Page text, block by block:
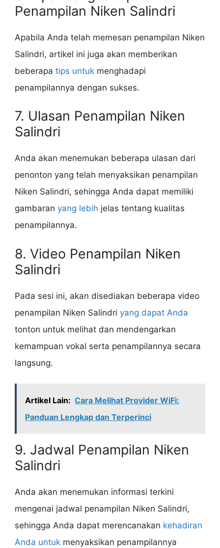
Penampilan Niken Salindri
Apabila Anda telah memesan penampilan Niken
Salindri, artikel ini juga akan memberikan
beberapa tips untuk menghadapi
penampilannya dengan sukses.
7. Ulasan Penampilan Niken
Salindri
Anda akan menemukan beberapa ulasan dari
penonton yang telah menyaksikan penampilan
Niken Salindri, sehingga Anda dapat memiliki
gambaran yang lebih jelas tentang kualitas
penampilannya.
8. Video Penampilan Niken
Salindri
Pada sesi ini, akan disediakan beberapa video
penampilan Niken Salindri yang dapat Anda
tonton untuk melihat dan mendengarkan
kemampuan vokal serta penampilannya secara
langsung.
Artikel Lain: Cara Melihat Provider WiFi:
Panduan Lengkap dan Terperinci
9. Jadwal Penampilan Niken
Salindri
Anda akan menemukan informasi terkini
mengenai jadwal penampilan Niken Salindri,
sehingga Anda dapat merencanakan kehadiran
Anda untuk menyaksikan penampilannya